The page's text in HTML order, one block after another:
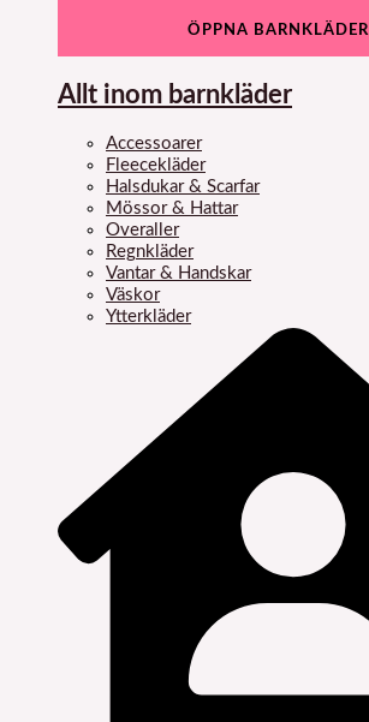
ÖPPNA BARNKLÄDER
Allt inom barnkläder
Accessoarer
Fleecekläder
Halsdukar & Scarfar
Mössor & Hattar
Overaller
Regnkläder
Vantar & Handskar
Väskor
Ytterkläder